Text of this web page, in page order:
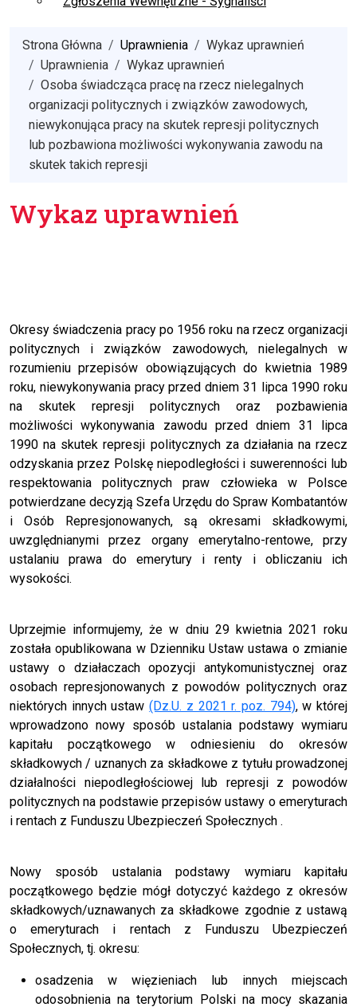
Strona Główna Uprawnienia
Wykaz uprawnień
Uprawnienia
Wykaz uprawnień
Osoba świadcząca pracę na rzecz nielegalnych
organizacji politycznych i związków zawodowych,
niewykonująca pracy na skutek represji politycznych
lub pozbawiona możliwości wykonywania zawodu na
skutek takich represji
Wykaz uprawnień
Okresy świadczenia pracy po 1956 roku na rzecz organizacji
politycznych i związków zawodowych, nielegalnych w
rozumieniu przepisów obowiązujących do kwietnia 1989
roku, niewykonywania pracy przed dniem 31 lipca 1990 roku
na skutek represji politycznych oraz pozbawienia
możliwości wykonywania zawodu przed dniem 31 lipca
1990 na skutek represji politycznych za działania na rzecz
odzyskania przez Polskę niepodległości i suwerenności lub
respektowania politycznych praw człowieka w Polsce
potwierdzane decyzją Szefa Urzędu do Spraw Kombatantów
i Osób Represjonowanych, są okresami składkowymi,
uwzględnianymi przez organy emerytalno-rentowe, przy
ustalaniu prawa do emerytury i renty i obliczaniu ich
wysokości.
Uprzejmie informujemy, że w dniu 29 kwietnia 2021 roku
została opublikowana w Dzienniku Ustaw ustawa o zmianie
ustawy o działaczach opozycji antykomunistycznej oraz
osobach represjonowanych z powodów politycznych oraz
niektórych innych ustaw(Dz.U. z 2021 r. poz. 794), w której
wprowadzono nowy sposób ustalania podstawy wymiaru
kapitału początkowego w odniesieniu do okresów
składkowych / uznanych za składkowe z tytułu prowadzonej
działalności niepodległościowej lub represji z powodów
politycznych na podstawie przepisów ustawy o emeryturach
i rentach z Funduszu Ubezpieczeń Społecznych .
Nowy sposób ustalania podstawy wymiaru kapitału
początkowego będzie mógł dotyczyć każdego z okresów
składkowych/uznawanych za składkowe zgodnie z ustawą
o emeryturach i rentach z Funduszu Ubezpieczeń
Społecznych, tj. okresu:
osadzenia w więzieniach lub innych miejscach
odosobnienia na terytorium Polski na mocy skazania